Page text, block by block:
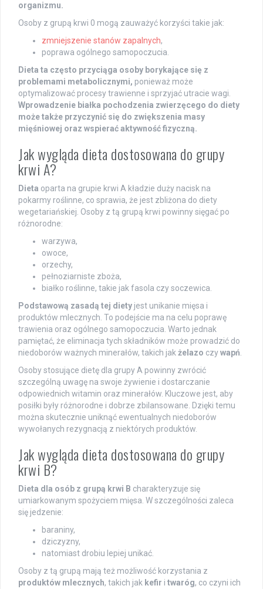
organizmu.
Osoby z grupą krwi 0 mogą zauważyć korzyści takie jak:
zmniejszenie stanów zapalnych,
poprawa ogólnego samopoczucia.
Dieta ta często przyciąga osoby borykające się z
problemami metabolicznymi, ponieważ może
optymalizować procesy trawienne i sprzyjać utracie wagi.
Wprowadzenie białka pochodzenia zwierzęcego do diety
może także przyczynić się do zwiększenia masy
mięśniowej oraz wspierać aktywność fizyczną.
Jak wygląda dieta dostosowana do grupy
krwi A?
Dieta oparta na grupie krwi A kładzie duży nacisk na
pokarmy roślinne, co sprawia, że jest zbliżona do diety
wegetariańskiej. Osoby z tą grupą krwi powinny sięgać po
różnorodne:
warzywa,
owoce,
orzechy,
pełnoziarniste zboża,
białko roślinne, takie jak fasola czy soczewica.
Podstawową zasadą tej diety jest unikanie mięsa i
produktów mlecznych. To podejście ma na celu poprawę
trawienia oraz ogólnego samopoczucia. Warto jednak
pamiętać, że eliminacja tych składników może prowadzić do
niedoborów ważnych minerałów, takich jak żelazo czywapń
Osoby stosujące dietę dla grupy A powinny zwrócić
szczególną uwagę na swoje żywienie i dostarczanie
odpowiednich witamin oraz minerałów. Kluczowe jest, aby
posiłki były różnorodne i dobrze zbilansowane. Dzięki temu
można skutecznie uniknąć ewentualnych niedoborów
wywołanych rezygnacją z niektórych produktów.
Jak wygląda dieta dostosowana do grupy
krwi B?
Dieta dla osób z grupą krwi B charakteryzuje się
umiarkowanym spożyciem mięsa. W szczególności zaleca
się jedzenie:
baraniny,
dziczyzny,
natomiast drobiu lepiej unikać.
Osoby z tą grupą mają też możliwość korzystania z
produktów mlecznych, takich jak kefir i twaróg, co czyni ich